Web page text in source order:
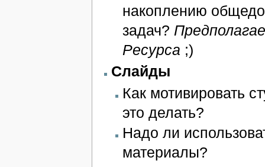
накоплению
задач?
Ресурса ;)
Слайды
Как мотивировать
это делать?
Надо ли
материалы?